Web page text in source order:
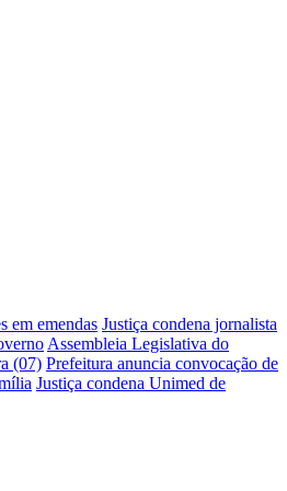
em emendas Justiça condena jornalista
Assembleia Legislativa do
(07) Prefeitura anuncia convocação de
Justiça condena Unimed de